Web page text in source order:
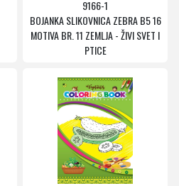
9166-1
BOJANKA SLIKOVNICA ZEBRA B5 16
MOTIVA BR. 11 ZEMLJA - ŽIVI SVET I
PTICE